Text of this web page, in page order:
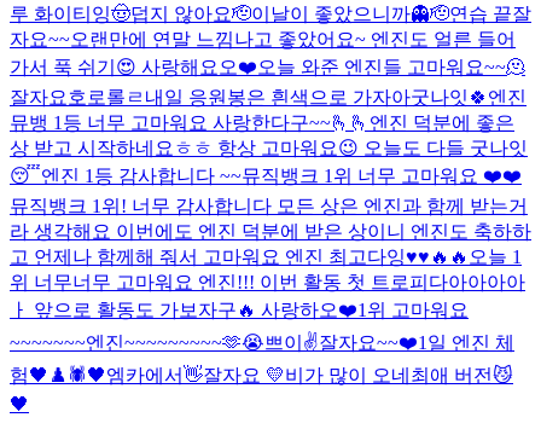
루 화이티잉🤠덥지 않아요🫡이날이 좋았으니까👻🫡연습 끝잘
자요~~오랜만에 연말 느낌나고 좋았어요~ 엔진도 얼른 들어
가서 푹 쉬기😍 사랑해요오❤️오늘 와준 엔진들 고마워요~~🫠
잘자요호로롤ㄹ 내일 응원봉은 흰색으로 가자아굿나잇🍀 엔진
뮤뱅 1등 너무 고마워요 사랑한다구~~🫰🫰 엔진 덕분에 좋은
상 받고 시작하네요ㅎㅎ 항상 고마워요😉 오늘도 다들 굿나잇
😴엔진 1등 감사합니다 ~~뮤직뱅크 1위 너무 고마워요 ❤️❤️
뮤직뱅크 1위! 너무 감사합니다 모든 상은 엔진과 함께 받는거
라 생각해요 이번에도 엔진 덕분에 받은 상이니 엔진도 축하하
고 언제나 함께해 줘서 고마워요 엔진 최고다잉♥️♥️🔥🔥 오늘 1
위 너무너무 고마워요 엔진!!! 이번 활동 첫 트로피다아아아아
ㅏ 앞으로 활동도 가보자구🔥 사랑하오❤️1위 고마워요
~~~~~~~엔진~~~~~~~~~🫶😭쁘이✌️잘자요~~❤️1일 엔진 체
험🖤♟️🕷🖤엠카에서👋잘자요 💛비가 많이 오네 최애 버전😼
🖤